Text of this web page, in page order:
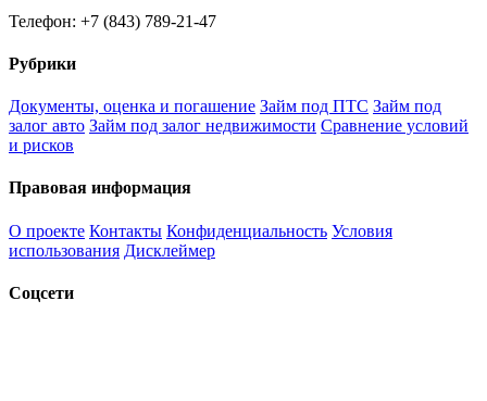
Телефон: +7 (843) 789-21-47
Рубрики
Документы, оценка и погашение Займ под ПТС Займ под
залог авто Займ под залог недвижимости Сравнение условий
и рисков
Правовая информация
О проекте Контакты Конфиденциальность Условия
использования Дисклеймер
Соцсети